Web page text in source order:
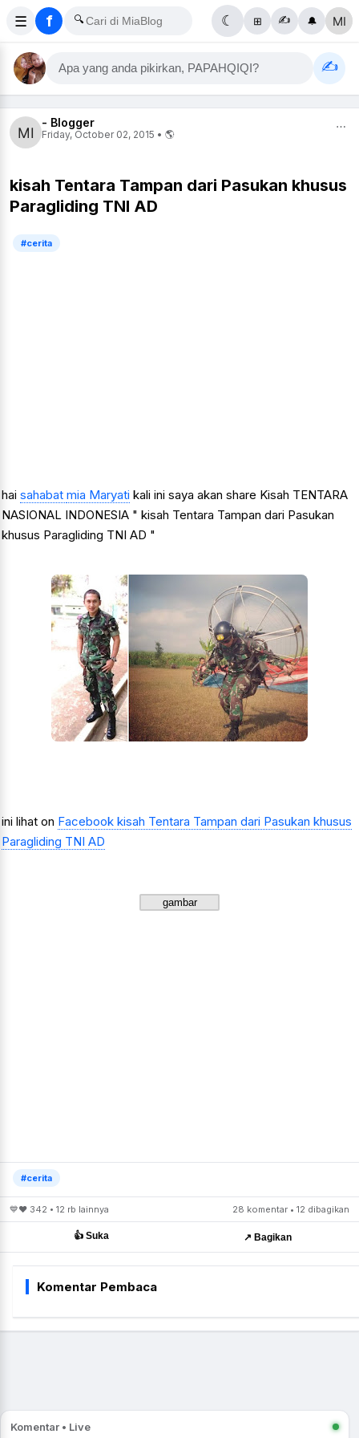
☰ f 🔍 ☾ ⊞ ✍️ 🔔
Apa yang anda pikirkan, PAPAHQIQI? ✍️
- Blogger
Friday, October 02, 2015 • 🌎
⋯
kisah Tentara Tampan dari Pasukan khusus
Paragliding TNI AD
#cerita
hai sahabat mia Maryati kali ini saya akan share Kisah TENTARA
NASIONAL INDONESIA " kisah Tentara Tampan dari Pasukan
khusus Paragliding TNI AD "
ini lihat on Facebook kisah Tentara Tampan dari Pasukan khusus
Paragliding TNI AD
#cerita
💙❤️ 342 • 12 rb lainnya 28 komentar • 12 dibagikan
👍 Suka ↗️ Bagikan
Komentar Pembaca
Komentar • Live